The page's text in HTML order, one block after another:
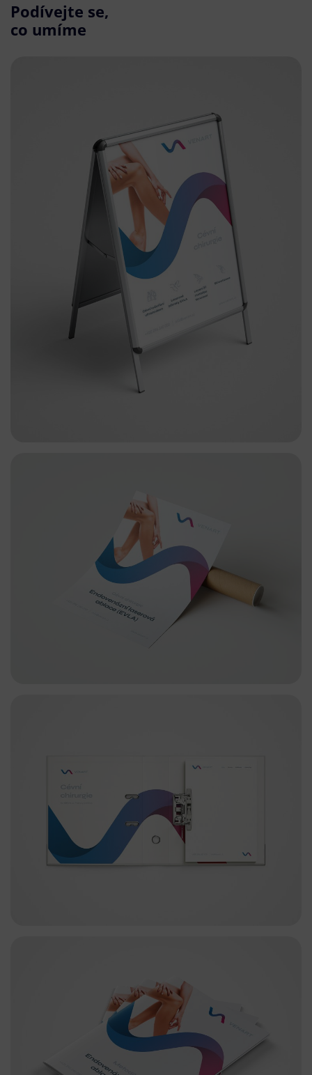
Podívejte se,
co umíme